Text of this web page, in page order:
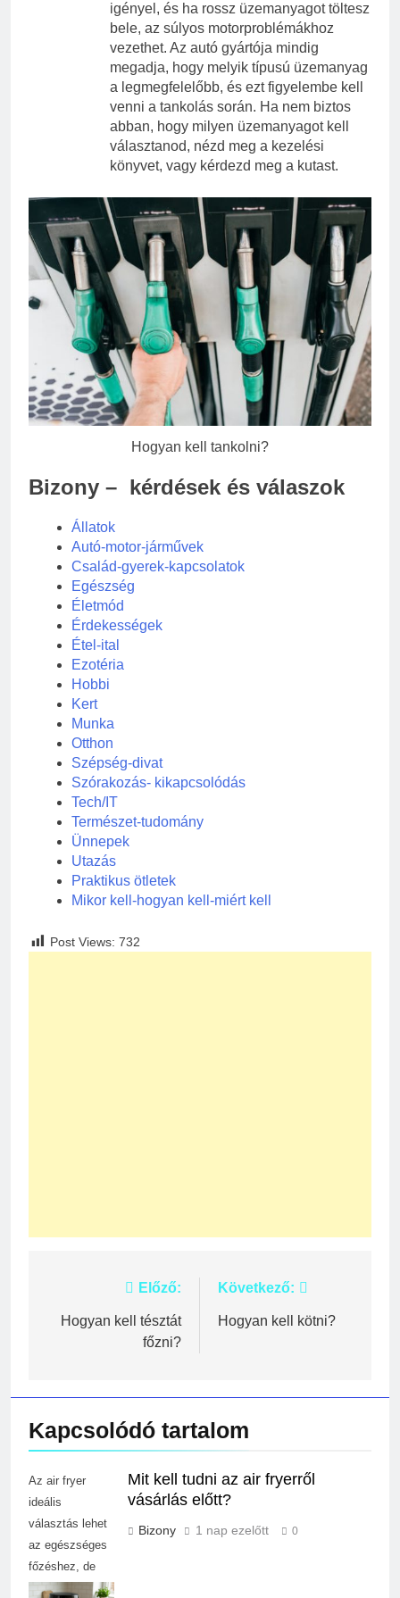
igényel, és ha rossz üzemanyagot töltesz
bele, az súlyos motorproblémákhoz
vezethet. Az autó gyártója mindig
megadja, hogy melyik típusú üzemanyag
a legmegfelelőbb, és ezt figyelembe kell
venni a tankolás során. Ha nem biztos
abban, hogy milyen üzemanyagot kell
választanod, nézd meg a kezelési
könyvet, vagy kérdezd meg a kutast.
Hogyan kell tankolni?
Bizony – kérdések és válaszok
Állatok
Autó-motor-járművek
Család-gyerek-kapcsolatok
Egészség
Életmód
Érdekességek
Étel-ital
Ezotéria
Hobbi
Kert
Munka
Otthon
Szépség-divat
Szórakozás- kikapcsolódás
Tech/IT
Természet-tudomány
Ünnepek
Utazás
Praktikus ötletek
Mikor kell-hogyan kell-miért kell
Post Views: 732
Bejegyzés
navigáció
Előző:
Hogyan kell tésztát
főzni?
Következő:
Hogyan kell kötni?
Kapcsolódó tartalom
Az air fryer
ideális
választás lehet
az egészséges
főzéshez, de
fontos tudni,
Mit kell tudni az air fryerről
vásárlás előtt?
Bizony 1 nap ezelőtt 0